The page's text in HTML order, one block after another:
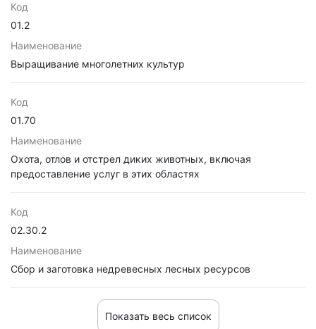
Код
01.2
Наименование
Выращивание многолетних культур
Код
01.70
Наименование
Охота, отлов и отстрел диких животных, включая
предоставление услуг в этих областях
Код
02.30.2
Наименование
Сбор и заготовка недревесных лесных ресурсов
Показать весь список